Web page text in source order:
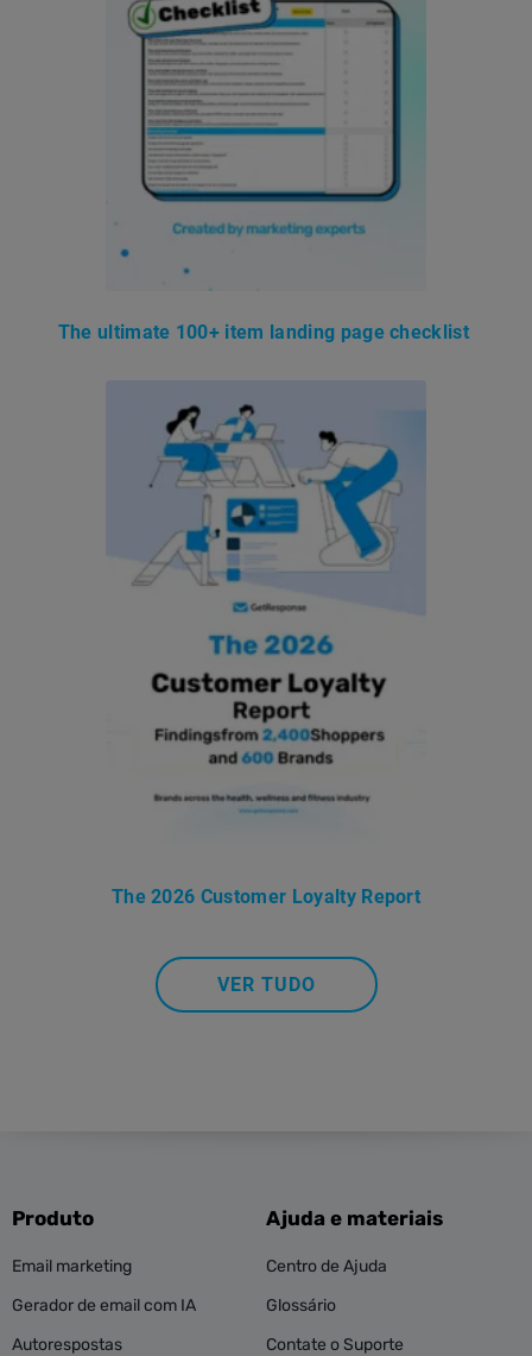
The ultimate 100+ item landing page checklist
The 2026 Customer Loyalty Report
VER TUDO
Produto
Email marketing
Gerador de email com IA
Autorespostas
Ajuda e materiais
Centro de Ajuda
Glossário
Contate o Suporte